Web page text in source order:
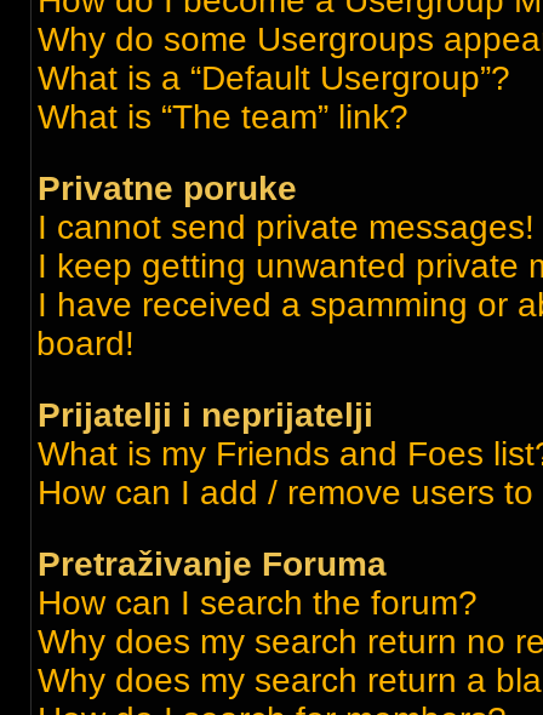
Why do some Usergroups
What is a “Default Usergroup”?
What is “The team” link?
Privatne poruke
I cannot send private messages!
I keep getting unwanted private
I have received a spamming or
board!
Prijatelji i neprijatelji
What is my Friends and Foes
How can I add / remove users
Pretraživanje Foruma
How can I search the forum?
Why does my search return no
Why does my search return a